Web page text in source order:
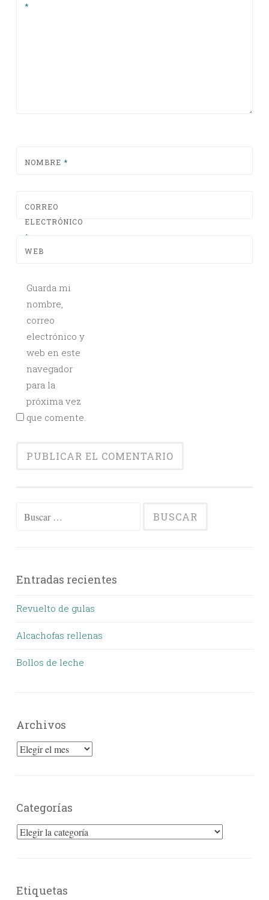
*
NOMBRE *
CORREO
ELECTRÓNICO
*
WEB
Guarda mi
nombre,
correo
electrónico y
web en este
navegador
para la
próxima vez
que comente.
Entradas recientes
Revuelto de gulas
Alcachofas rellenas
Bollos de leche
Archivos
Archivos
Categorías
Categorías
Etiquetas